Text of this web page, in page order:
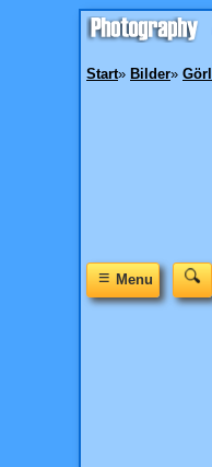
Start» Bilder»
≡Menu